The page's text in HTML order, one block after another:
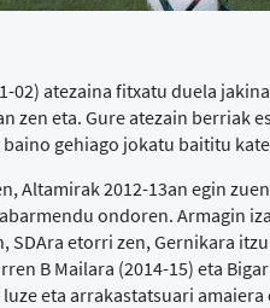
02) atezaina fitxatu duela
zen eta. Gure atezain berriak
gehiago jokatu baititu
Altamirak 2012-13an egin
ondoren. Armagin
SDAra etorri zen, Gernikara
B Mailara (2014-15) eta
eta arrakastatsuari amaiera